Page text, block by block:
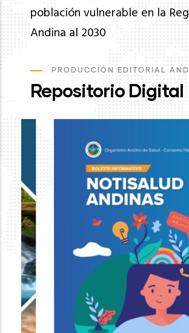
población vulnerable en la
Andina al 2030
PRODUCCIÓN EDITORIAL
Repositorio Digital